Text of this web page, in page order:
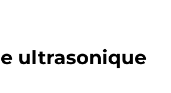
ultrasonique